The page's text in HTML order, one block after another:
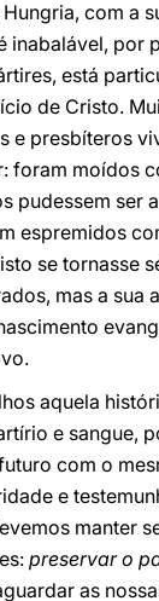
com a
inabalável, por
está
de Cristo.
e presbíteros
foram moídos
pudessem ser
espremidos
se tornasse
mas a sua
aquela
e sangue,
com o
e
manter
preservar o
as